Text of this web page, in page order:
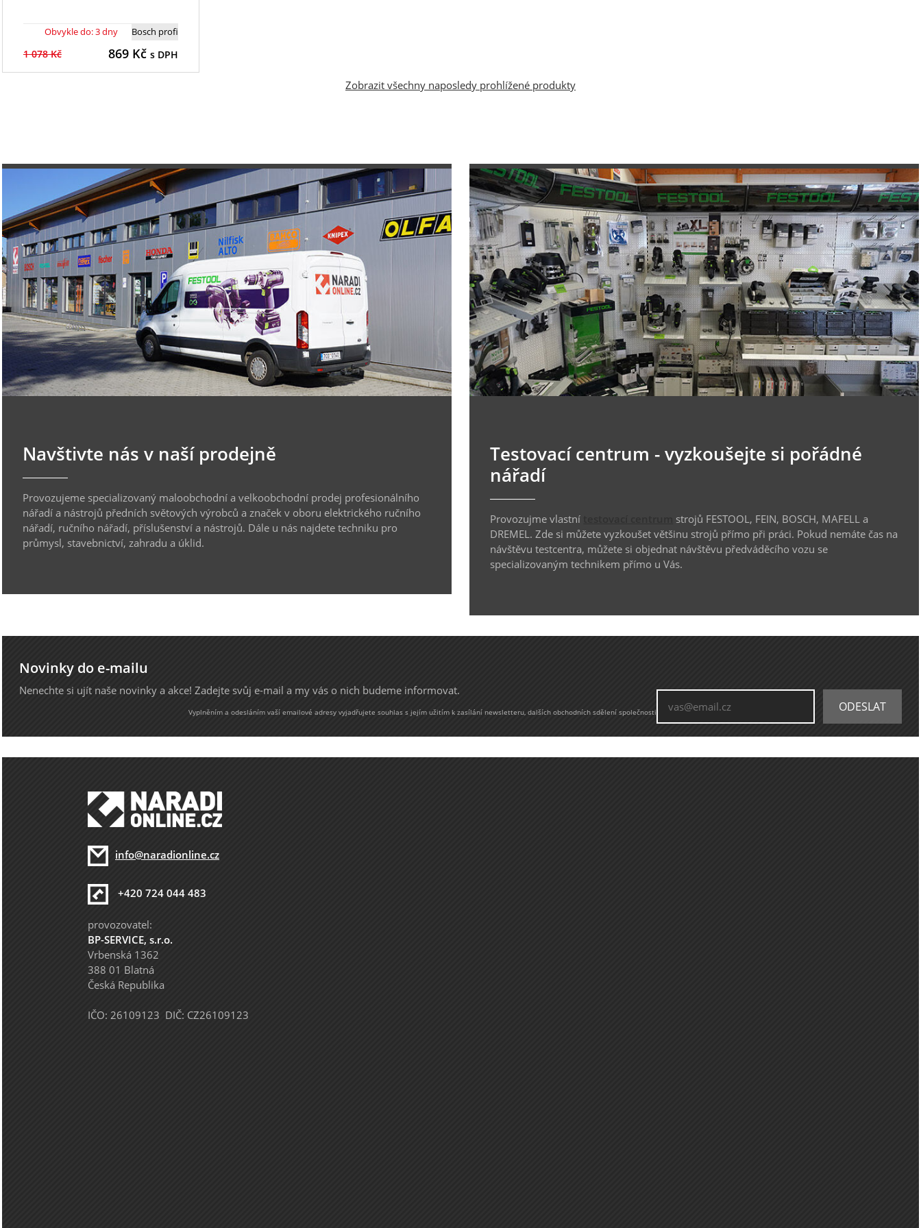
Bosch profi
Obvykle do: 3 dny
1 078 Kč 869Kč s DPH
Zobrazit všechny naposledy prohlížené produkty
Navštivte nás v naší prodejně
Provozujeme specializovaný maloobchodní a velkoobchodní prodej profesionálního
nářadí a nástrojů předních světových výrobců a značek v oboru elektrického ručního
nářadí, ručního nářadí, příslušenství a nástrojů. Dále u nás najdete techniku pro
průmysl, stavebnictví, zahradu a úklid.
Testovací centrum - vyzkoušejte si pořádné
nářadí
Provozujme vlastní
strojů FESTOOL, FEIN, BOSCH, MAFELL a
DREMEL. Zde si můžete vyzkoušet většinu strojů přímo při práci. Pokud nemáte čas na
návštěvu testcentra, můžete si objednat návštěvu předváděcího vozu se
specializovaným technikem přímo u Vás.
Novinky do e-mailu
Nenechte si ujít naše novinky a akce! Zadejte svůj e-mail a my vás o nich budeme informovat.
Vyplněním a odesláním vaší emailové adresy vyjadřujete souhlas s jejím užitím k zasílání newsletteru, dalších obchodních sdělení společnosti
info@naradionline.cz
+420 724 044 483
provozovatel:
BP-SERVICE, s.r.o.
Vrbenská 1362
388 01 Blatná
Česká Republika
IČO: 26109123 DIČ: CZ26109123